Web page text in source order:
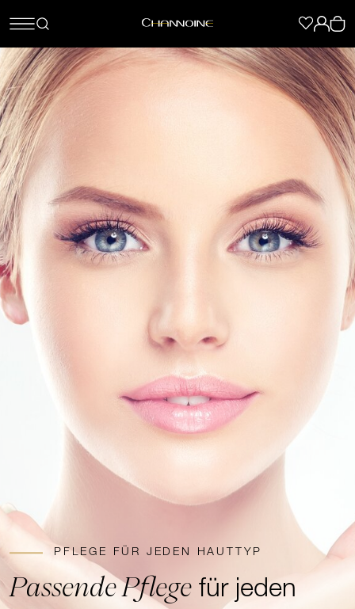
PFLEGE FÜR JEDEN HAUTTYP
Passende Pflege für jeden